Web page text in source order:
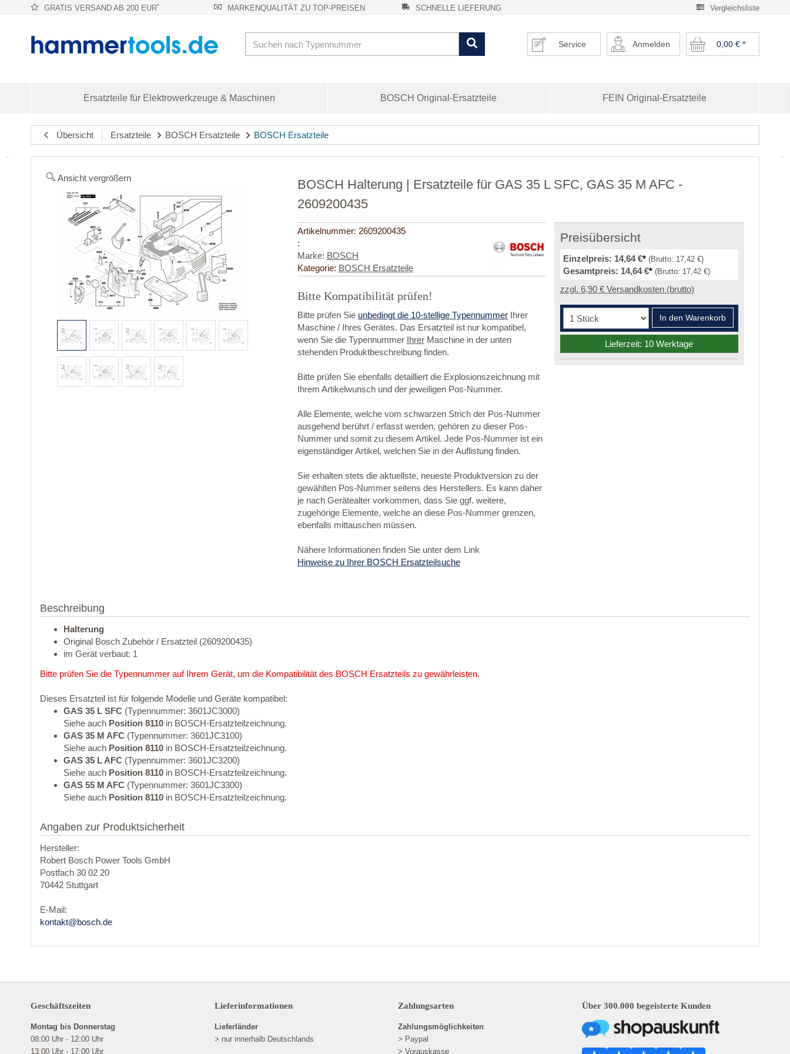
Vergleichsliste
GRATIS VERSAND AB 200 EUR* MARKENQUALITÄT ZU TOP-PREISEN SCHNELLE LIEFERUNG
0,00 €*
Anmelden
Service
Ersatzteile für Elektrowerkzeuge & Maschinen BOSCH Original-Ersatzteile FEIN Original-Ersatzteile
Übersicht Ersatzteile BOSCH Ersatzteile BOSCH Ersatzteile
Ansicht vergrößern
BOSCH Halterung | Ersatzteile für GAS 35 L SFC, GAS 35 M AFC -
2609200435
Artikelnummer: 2609200435
:
Marke: BOSCH
Kategorie: BOSCH Ersatzteile
Bitte Kompatibilität prüfen!
Bitte prüfen Sie unbedingt die 10-stellige TypennummerIhrer
Maschine / Ihres Gerätes. Das Ersatzteil ist nur kompatibel,
wenn Sie die Typennummer IhrerMaschine in der unten
stehenden Produktbeschreibung finden.
Bitte prüfen Sie ebenfalls detailliert die Explosionszeichnung mit
Ihrem Artikelwunsch und der jeweiligen Pos-Nummer.
Alle Elemente, welche vom schwarzen Strich der Pos-Nummer
ausgehend berührt / erfasst werden, gehören zu dieser Pos-
Nummer und somit zu diesem Artikel. Jede Pos-Nummer ist ein
eigenständiger Artikel, welchen Sie in der Auflistung finden.
Sie erhalten stets die aktuellste, neueste Produktversion zu der
gewählten Pos-Nummer seitens des Herstellers. Es kann daher
je nach Gerätealter vorkommen, dass Sie ggf. weitere,
zugehörige Elemente, welche an diese Pos-Nummer grenzen,
ebenfalls mittauschen müssen.
Nähere Informationen finden Sie unter dem Link
Hinweise zu Ihrer BOSCH Ersatzteilsuche
Preisübersicht
Einzelpreis: 14,64 €* (Brutto: 17,42 €)
Gesamtpreis: 14,64 €* (Brutto: 17,42 €)
zzgl. 6,90 € Versandkosten (brutto)
In den Warenkorb
Lieferzeit: 10 Werktage
Beschreibung
Halterung
Original Bosch Zubehör / Ersatzteil (2609200435)
im Gerät verbaut: 1
Bitte prüfen Sie die Typennummer auf Ihrem Gerät, um die Kompatibilität des BOSCH Ersatzteils zu gewährleisten.
Dieses Ersatzteil ist für folgende Modelle und Geräte kompatibel:
GAS 35 L SFC (Typennummer: 3601JC3000)
Siehe auch Position 8110 in BOSCH-Ersatzteilzeichnung.
GAS 35 M AFC (Typennummer: 3601JC3100)
Siehe auch Position 8110 in BOSCH-Ersatzteilzeichnung.
GAS 35 L AFC (Typennummer: 3601JC3200)
Siehe auch Position 8110 in BOSCH-Ersatzteilzeichnung.
GAS 55 M AFC (Typennummer: 3601JC3300)
Siehe auch Position 8110 in BOSCH-Ersatzteilzeichnung.
Angaben zur Produktsicherheit
Hersteller:
Robert Bosch Power Tools GmbH
Postfach 30 02 20
70442 Stuttgart
E-Mail:
kontakt@bosch.de
Geschäftszeiten
Montag bis Donnerstag
08:00 Uhr - 12:00 Uhr
13:00 Uhr - 17:00 Uhr
Lieferinformationen
Lieferländer
> nur innerhalb Deutschlands
Zahlungsarten
Zahlungsmöglichkeiten
> Paypal
> Vorauskasse
Über 300.000 begeisterte Kunden